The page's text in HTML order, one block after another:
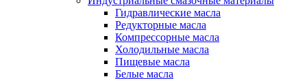
Гидравлические масла
Редукторные масла
Компрессорные масла
Холодильные масла
Пищевые масла
Белые масла